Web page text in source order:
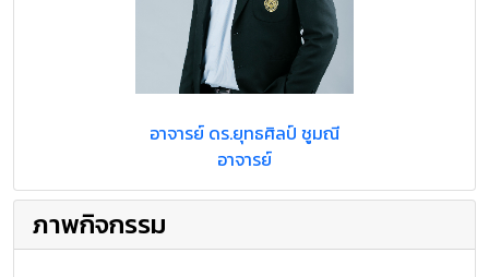
อาจารย์ ดร.ยุทธศิลป์ ชูมณี
อาจารย์
ภาพกิจกรรม